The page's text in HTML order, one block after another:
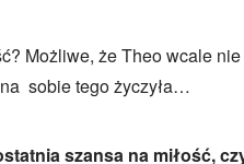
Możliwe, że Theo wcale
sobie tego życzyła…
szansa na miłość,